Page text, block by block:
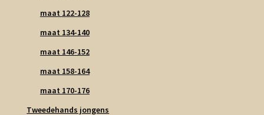
maat 122-128
maat 134-140
maat 146-152
maat 158-164
maat 170-176
Tweedehands jongens